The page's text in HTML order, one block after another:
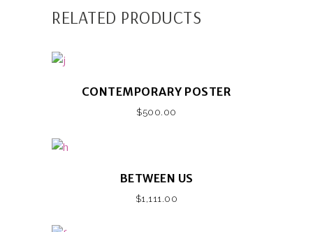
RELATED PRODUCTS
CONTEMPORARY POSTER
$500.00
BETWEEN US
$1,111.00